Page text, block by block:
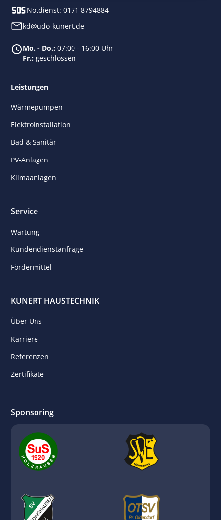
Notdienst: 0171 8794884
kd@udo-kunert.de
Mo. - Do.: 07:00 - 16:00 Uhr
Fr.: geschlossen
Leistungen
Wärmepumpen
Elektroinstallation
Bad & Sanitär
PV-Anlagen
Klimaanlagen
Service
Wartung
Kunden­dienst­anfrage
Fördermittel
KUNERT HAUSTECHNIK
Über Uns
Karriere
Referenzen
Zertifikate
Sponsoring